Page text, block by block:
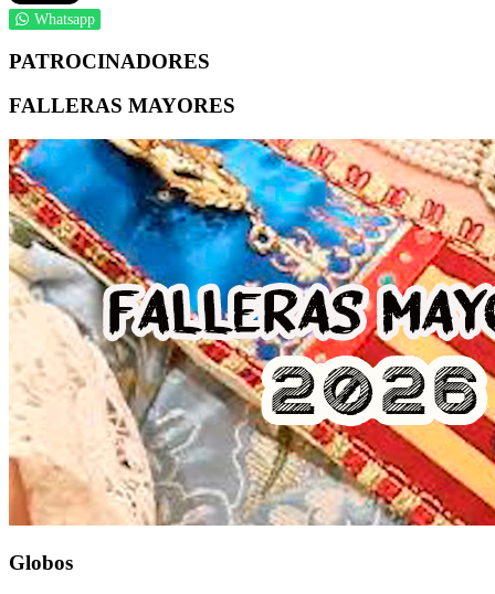
Whatsapp
PATROCINADORES
FALLERAS MAYORES
Globos